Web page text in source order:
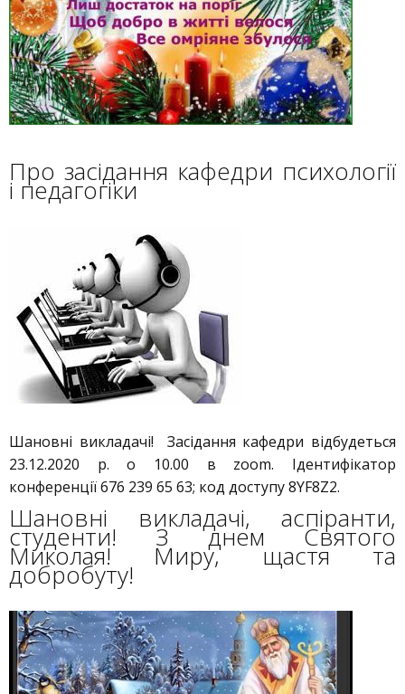
Про засідання кафедри психології
і педагогіки
Шановні викладачі! Засідання кафедри відбудеться
23.12.2020 р. о 10.00 в zoom. Ідентифікатор
конференції 676 239 65 63; код доступу 8YF8Z2.
Шановні викладачі, аспіранти,
студенти! З днем Святого
Миколая! Миру, щастя та
добробуту!